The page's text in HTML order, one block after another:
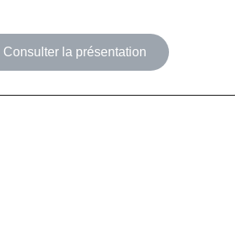
Consulter la présentation